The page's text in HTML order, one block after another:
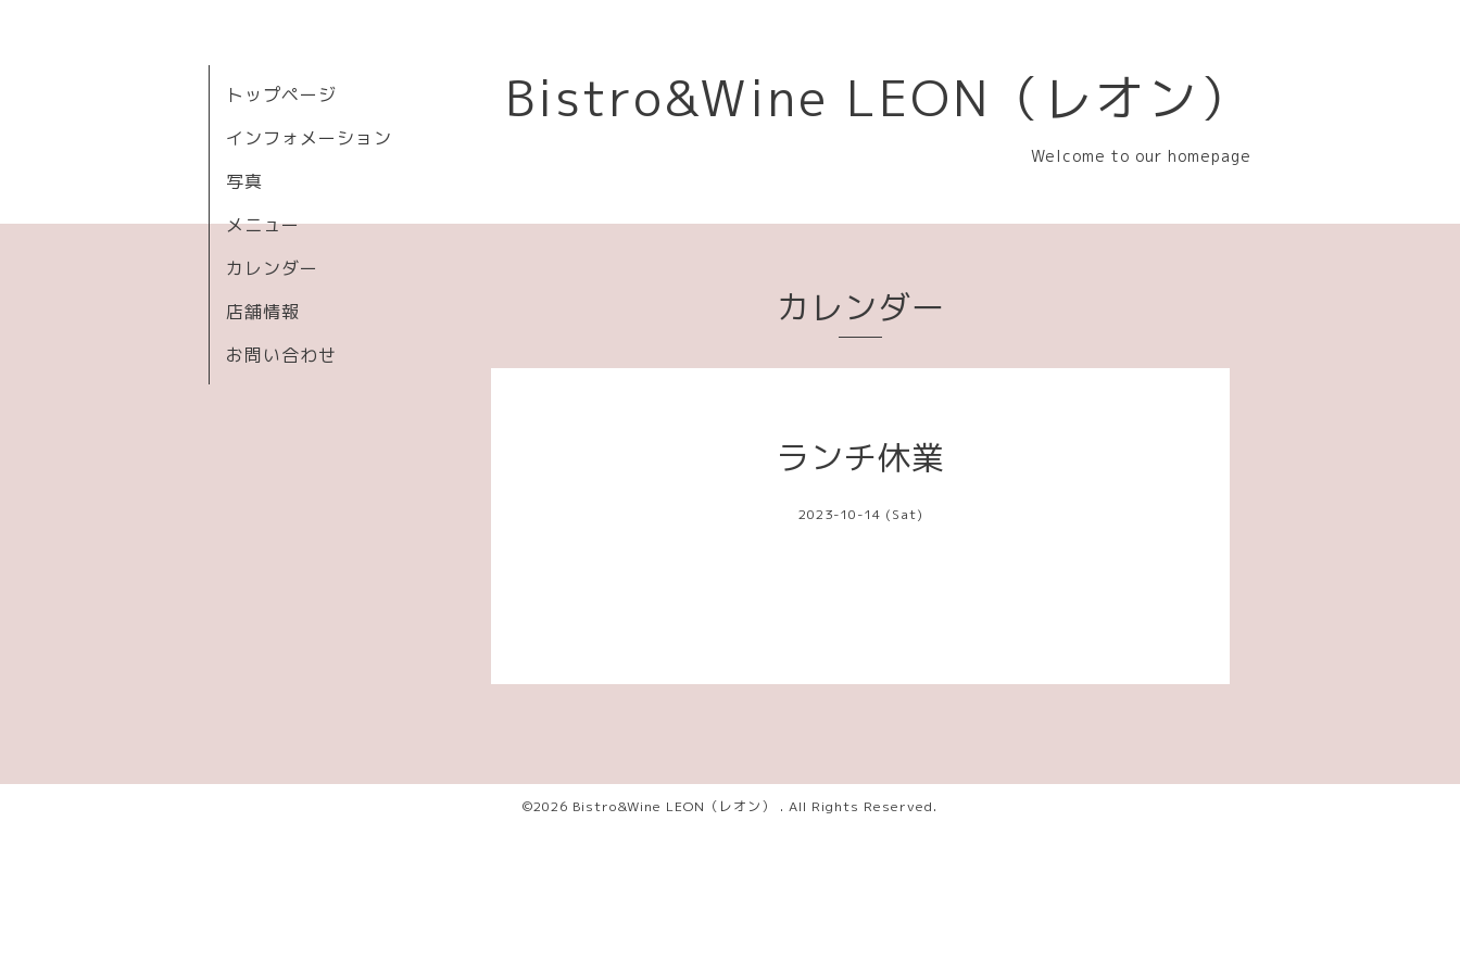
Bistro&Wine LEON（レオン）
Welcome to our homepage
トップページ
インフォメーション
写真
メニュー
カレンダー
店舗情報
お問い合わせ
カレンダー
ランチ休業
2023-10-14 (Sat)
©2026 Bistro&Wine LEON（レオン） . All Rights Reserved.